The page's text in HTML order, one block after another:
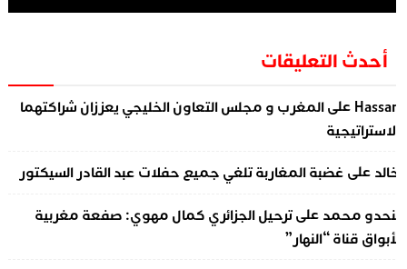
أحدث التعليقات
علىالمغرب و مجلس التعاون الخليجي يعززان شراكتهما
علىغضبة المغاربة تلغي جميع حفلات عبد القادر السيكتور
محمدعلىترحيل الجزائري كمال مهوي: صفعة مغربية
قناة “النهار”